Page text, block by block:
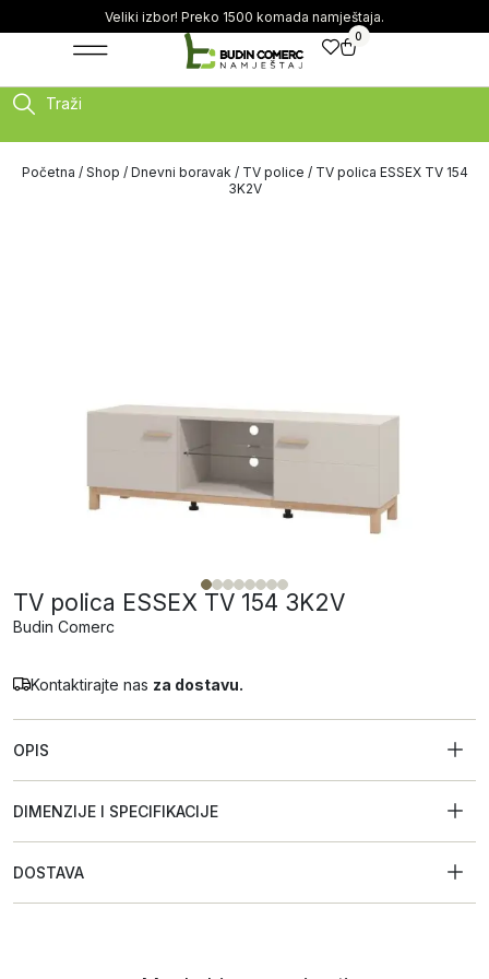
Veliki izbor! Preko 1500 komada namještaja.
0
Traži
Početna / Shop / Dnevni boravak / TV police / TV polica ESSEX TV 154
3K2V
TV polica ESSEX TV 154 3K2V
Budin Comerc
Kontaktirajte nas za dostavu.
OPIS
DIMENZIJE I SPECIFIKACIJE
DOSTAVA